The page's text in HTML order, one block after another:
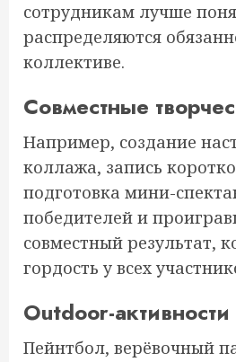
сотрудникам лучше
распределяются
коллективе.
Совместные
Например, создание
коллажа, запись
подготовка мини-
победителей и
совместный результат,
гордость у всех
Outdoor-активности
Пейнтбол, верёвочный